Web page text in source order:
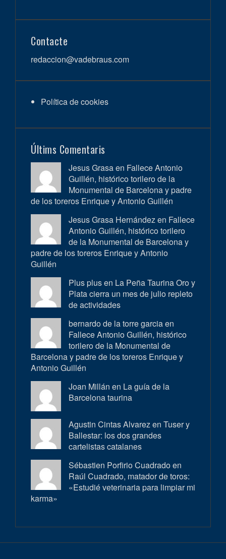
Contacte
redaccion@vadebraus.com
Política de cookies
Últims Comentaris
Jesus Grasa en Fallece Antonio
Guillén, histórico torilero de la
Monumental de Barcelona y padre
de los toreros Enrique y Antonio Guillén
Jesus Grasa Hernández en Fallece
Antonio Guillén, histórico torilero
de la Monumental de Barcelona y
padre de los toreros Enrique y Antonio
Guillén
Plus plus en La Peña Taurina Oro y
Plata cierra un mes de julio repleto
de actividades
bernardo de la torre garcia en
Fallece Antonio Guillén, histórico
torilero de la Monumental de
Barcelona y padre de los toreros Enrique y
Antonio Guillén
Joan Millán en La guía de la
Barcelona taurina
Agustin Cintas Alvarez en Tuser y
Ballestar: los dos grandes
cartelistas catalanes
Sébastien Porfirio Cuadrado en
Raúl Cuadrado, matador de toros:
«Estudié veterinaria para limpiar mi
karma»